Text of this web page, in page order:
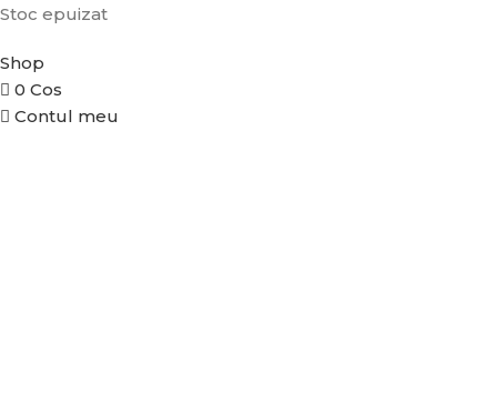
Stoc epuizat
Shop
0 Cos
Contul meu